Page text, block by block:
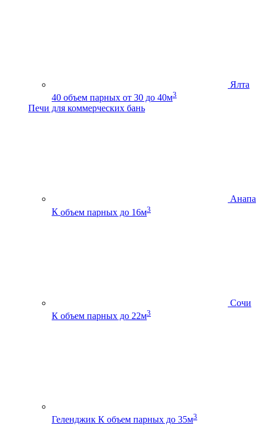
Ялта
40 объем парных от 30 до 40м3
Печи для коммерческих бань
Анапа
К объем парных до 16м3
Сочи
К объем парных до 22м3
Геленджик К объем парных до 35м3